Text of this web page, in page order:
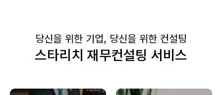
당신을 위한 기업, 당신을 위한 컨설팅
스타리치 재무컨설팅 서비스